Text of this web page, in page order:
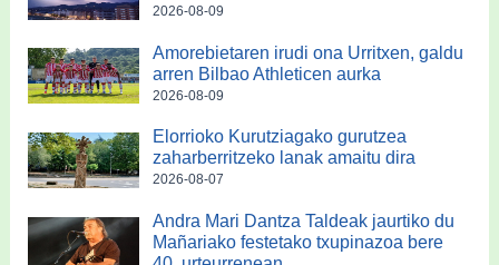
2026-08-09
Amorebietaren irudi ona Urritxen, galdu
arren Bilbao Athleticen aurka
2026-08-09
Elorrioko Kurutziagako gurutzea
zaharberritzeko lanak amaitu dira
2026-08-07
Andra Mari Dantza Taldeak jaurtiko du
Mañariako festetako txupinazoa bere